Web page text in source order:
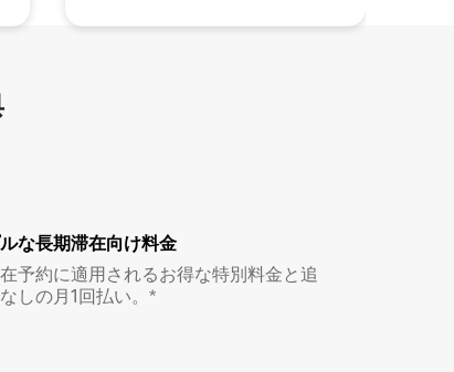
な長期滞在向け料金
予約に適用されるお得な特別料金と追
しの月1回払い。*